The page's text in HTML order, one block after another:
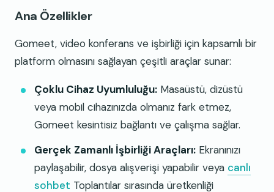
Ana Özellikler
Gomeet, video konferans ve işbirliği için kapsamlı bir
platform olmasını sağlayan çeşitli araçlar sunar:
Çoklu Cihaz Uyumluluğu: Masaüstü, dizüstü
veya mobil cihazınızda olmanız fark etmez,
Gomeet kesintisiz bağlantı ve çalışma sağlar.
Gerçek Zamanlı İşbirliği Araçları: Ekranınızı
paylaşabilir, dosya alışverişi yapabilir veya canlı
sohbet Toplantılar sırasında üretkenliği